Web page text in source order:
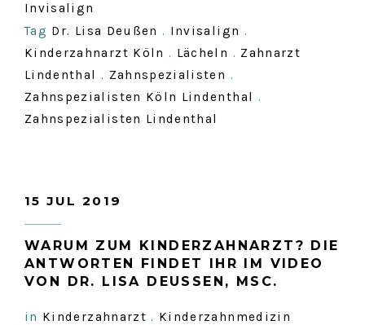
Invisalign
Tag Dr. Lisa Deußen . Invisalign .
Kinderzahnarzt Köln . Lächeln . Zahnarzt
Lindenthal . Zahnspezialisten .
Zahnspezialisten Köln Lindenthal .
Zahnspezialisten Lindenthal
15 JUL 2019
WARUM ZUM KINDERZAHNARZT? DIE
ANTWORTEN FINDET IHR IM VIDEO
VON DR. LISA DEUSSEN, MSC.
in Kinderzahnarzt . Kinderzahnmedizin